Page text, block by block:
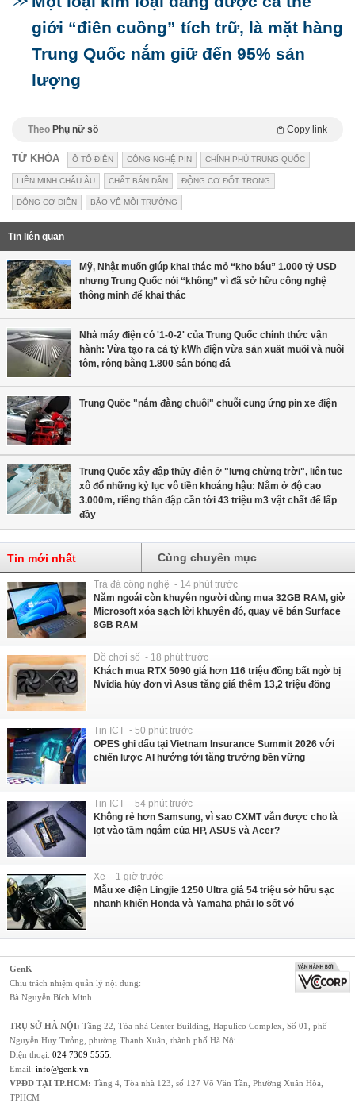
giới “điên cuồng” tích trữ, là mặt hàng
Trung Quốc nắm giữ đến 95% sản
lượng
Theo Phụ nữ số Copy link
TỪ KHÓA Ô TÔ ĐIỆN CÔNG NGHỆ PIN CHÍNH PHỦ TRUNG QUỐC
LIÊN MINH CHÂU ÂU CHẤT BÁN DẪN ĐỘNG CƠ ĐỐT TRONG
ĐỘNG CƠ ĐIỆN BẢO VỆ MÔI TRƯỜNG
Tin liên quan
Mỹ, Nhật muốn giúp khai thác mỏ “kho báu” 1.000 tỷ USD
nhưng Trung Quốc nói “không” vì đã sở hữu công nghệ
thông minh để khai thác
Nhà máy điện có '1-0-2' của Trung Quốc chính thức vận
hành: Vừa tạo ra cả tỷ kWh điện vừa sản xuất muối và nuôi
tôm, rộng bằng 1.800 sân bóng đá
Trung Quốc "nắm đằng chuôi" chuỗi cung ứng pin xe điện
Trung Quốc xây đập thủy điện ở "lưng chừng trời", liên tục
xô đổ những kỷ lục vô tiền khoáng hậu: Nằm ở độ cao
3.000m, riêng thân đập cần tới 43 triệu m3 vật chất để lấp
đầy
Tin mới nhất Cùng chuyên mục
Trà đá công nghệ - 14 phút trước
Năm ngoái còn khuyên người dùng mua 32GB RAM, giờ
Microsoft xóa sạch lời khuyên đó, quay về bán Surface
8GB RAM
Đồ chơi số - 18 phút trước
Khách mua RTX 5090 giá hơn 116 triệu đồng bất ngờ bị
Nvidia hủy đơn vì Asus tăng giá thêm 13,2 triệu đồng
Tin ICT - 50 phút trước
OPES ghi dấu tại Vietnam Insurance Summit 2026 với
chiến lược AI hướng tới tăng trưởng bền vững
Tin ICT - 54 phút trước
Không rẻ hơn Samsung, vì sao CXMT vẫn được cho là
lọt vào tầm ngắm của HP, ASUS và Acer?
Xe - 1 giờ trước
Mẫu xe điện Lingjie 1250 Ultra giá 54 triệu sở hữu sạc
nhanh khiến Honda và Yamaha phải lo sốt vó
GenK
Chịu trách nhiệm quản lý nội dung:
Bà Nguyễn Bích Minh
TRỤ SỞ HÀ NỘI: Tầng 22, Tòa nhà Center Building, Hapulico Complex, Số 01, phố
Nguyễn Huy Tưởng, phường Thanh Xuân, thành phố Hà Nội
Điện thoại: 024 7309 5555
Email: info@genk.vn
VPĐD TẠI TP.HCM: Tầng 4, Tòa nhà 123, số 127 Võ Văn Tần, Phường Xuân Hòa,
TPHCM